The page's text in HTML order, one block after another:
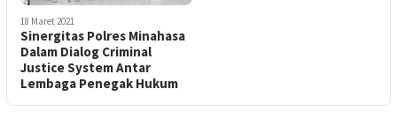
18 Maret 2021
Sinergitas Polres Minahasa
Dalam Dialog Criminal
Justice System Antar
Lembaga Penegak Hukum